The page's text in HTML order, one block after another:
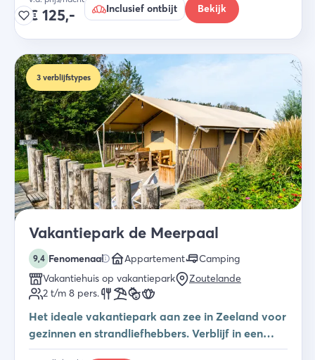
€ 125,- Inclusief ontbijt Bekijk
3 verblijfstypes
Vakantiepark de Meerpaal
9,4 Fenomenaal Appartement
Camping
Vakantiehuis op vakantiepark
Zoutelande
2 t/m 8 pers.
Het ideale vakantiepark aan zee in Zeeland voor
gezinnen en strandliefhebbers. Verblijf in een
studio, safaritent of vakantiehuis.